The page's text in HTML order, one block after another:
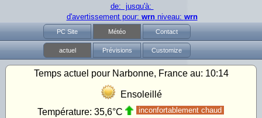
de: jusqu'à:
d'avertissement pour: wrnniveau: wrn
PC Site Météo Contact
actuel Prévisions Customize
Temps actuel pour Narbonne, France au: 10:14
Ensoleillé
Température: 35,6°C inconfortablement chaud